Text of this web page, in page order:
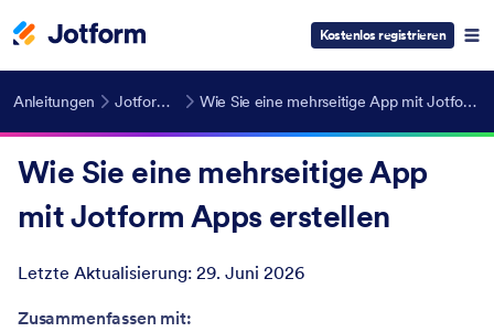
Kostenlos registrieren
Anleitungen Jotform Apps Wie Sie eine mehrseitige App mit Jotform Apps erstellen
Wie Sie eine mehrseitige App
mit Jotform Apps erstellen
Letzte Aktualisierung: 29. Juni 2026
Post ID
Zusammenfassen mit: